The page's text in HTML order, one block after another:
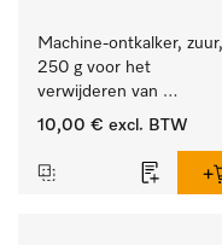
Machine-ontkalker, zuur,
250 g voor het
verwijderen van
hardnekkige kalkaanslag.
10,00 € excl. BTW